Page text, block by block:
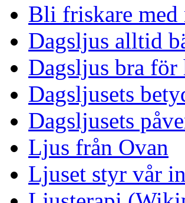
Bli friskare med
Dagsljus alltid
Dagsljus bra för
Dagsljusets
Dagsljusets
Ljus från Ovan
Ljuset styr vår